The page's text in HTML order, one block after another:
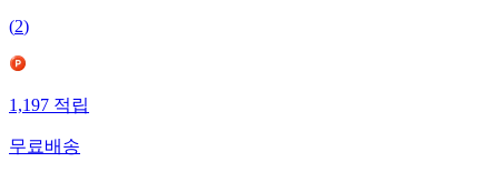
(2)
1,197 적립
무료배송